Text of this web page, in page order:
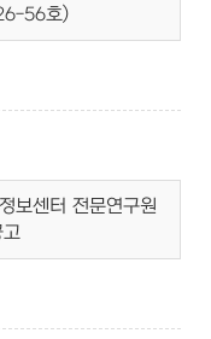
56호)
보센터 전문연구원